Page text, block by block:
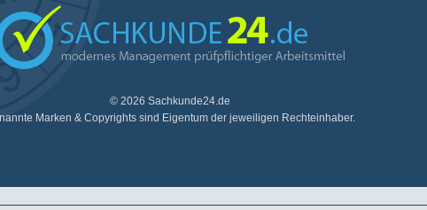
© 2026 Sachkunde24.de
Marken & Copyrights sind Eigentum der jeweiligen Rechteinhaber.